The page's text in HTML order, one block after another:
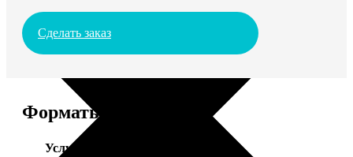
Сделать заказ
Форматы и цены
Услуга